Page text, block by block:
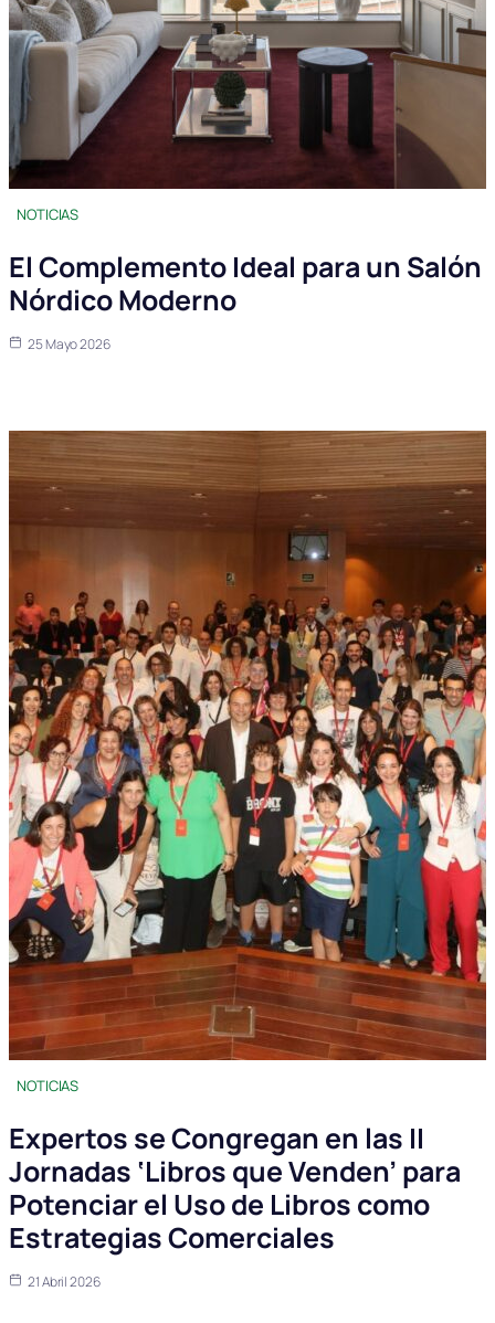
NOTICIAS
El Complemento Ideal para un Salón
Nórdico Moderno
25 Mayo 2026
NOTICIAS
Expertos se Congregan en las II
Jornadas ‘Libros que Venden’ para
Potenciar el Uso de Libros como
Estrategias Comerciales
21 Abril 2026